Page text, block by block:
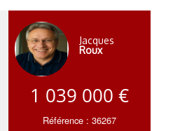
Jacques
Roux
1 039 000 €
Référence : 36267